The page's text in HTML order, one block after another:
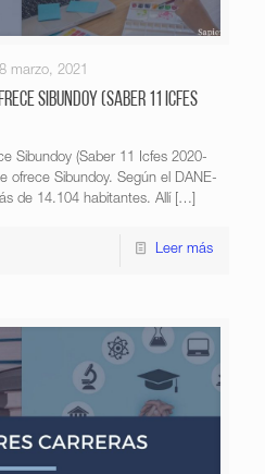
marzo, 2021
Sibundoy (Saber 11 Icfes
Sibundoy (Saber 11 Icfes 2020-
ofrece Sibundoy. Según el DANE-
de 14.104 habitantes. Allí […]
Leer más